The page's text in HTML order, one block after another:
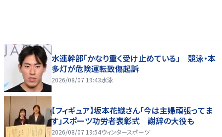
水連幹部「かなり重く受け止めている」 競泳・本
多灯が危険運転致傷起訴
2026/08/07 19:43水泳
【フィギュア】坂本花織さん「今は主婦頑張ってま
す」スポーツ功労者表彰式 謝辞の大役も
2026/08/07 19:54ウィンタースポーツ